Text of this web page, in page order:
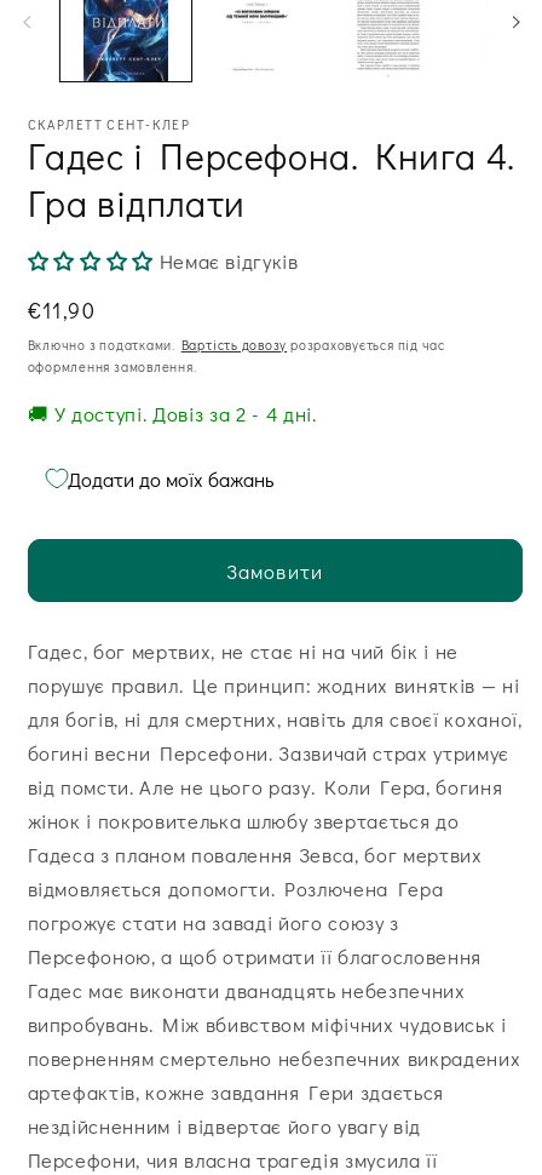
модальному
СКАРЛЕТТ СЕНТ-КЛЕР
Гадес і Персефона. Книга 4.
Гра відплати
Немає відгуків
Звична
ціна
€11,90
Включно з податками. Вартість довозу розраховується під час
оформлення замовлення.
🚚 У доступі. Довіз за 2 - 4 дні.
Додати до моїх бажань
Замовити
Гадес, бог мертвих, не стає ні на чий бік і не
порушує правил. Це принцип: жодних винятків — ні
для богів, ні для смертних, навіть для своєї коханої,
богині весни Персефони. Зазвичай страх утримує
від помсти. Але не цього разу. Коли Гера, богиня
жінок і покровителька шлюбу звертається до
Гадеса з планом повалення Зевса, бог мертвих
відмовляється допомогти. Розлючена Гера
погрожує стати на заваді його союзу з
Персефоною, а щоб отримати її благословення
Гадес має виконати дванадцять небезпечних
випробувань. Між вбивством міфічних чудовиськ і
поверненням смертельно небезпечних викрадених
артефактів, кожне завдання Гери здається
нездійсненним і відвертає його увагу від
Персефони, чия власна трагедія змусила її